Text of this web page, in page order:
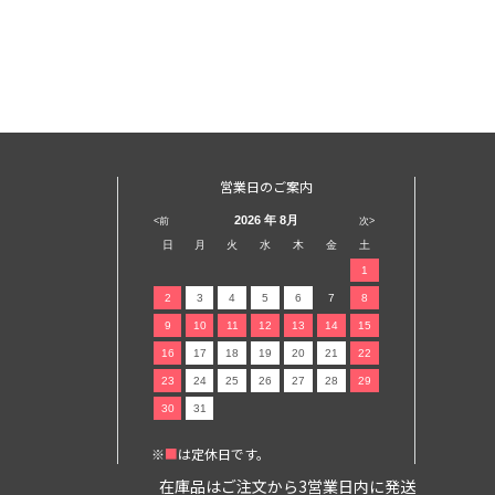
営業日のご案内
<前 次>
2026 年 8月
日 月 火 水 木 金 土
1
2 3 4 5 6 7 8
9 10 11 12 13 14 15
16 17 18 19 20 21 22
23 24 25 26 27 28 29
30 31
※■は定休日です。
在庫品はご注文から3営業日内に発送